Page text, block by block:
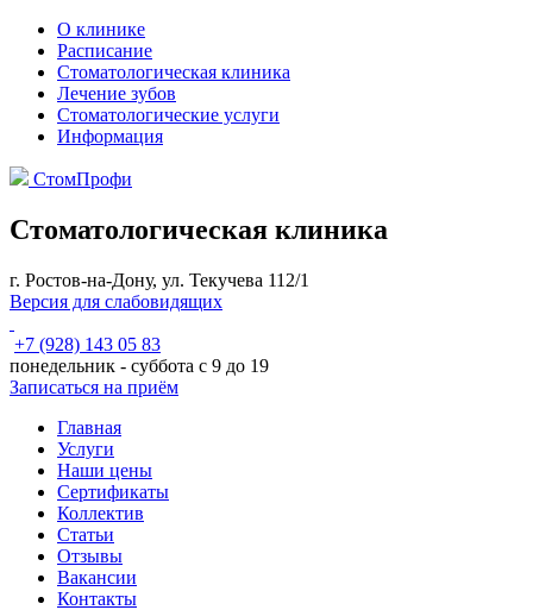
О клинике
Расписание
Стоматологическая клиника
Лечение зубов
Стоматологические услуги
Информация
СтомПрофи
Стоматологическая клиника
г. Ростов-на-Дону, ул. Текучева 112/1
Версия для слабовидящих
+7 (928) 143 05 83
понедельник - суббота с 9 до 19
Записаться на приём
Главная
Услуги
Наши цены
Сертификаты
Коллектив
Статьи
Отзывы
Вакансии
Контакты